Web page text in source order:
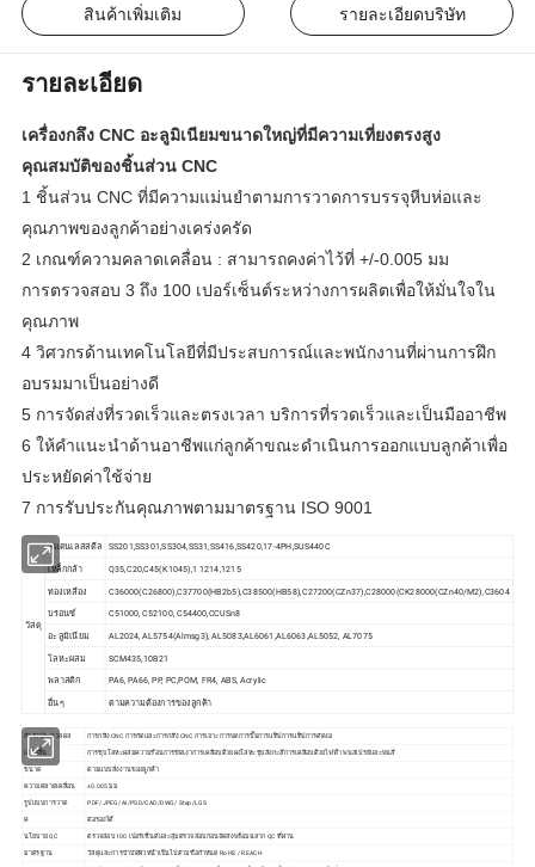
สินค้าเพิ่มเติม รายละเอียดบริษัท
รายละเอียด
เครื่องกลึง CNC อะลูมิเนียมขนาดใหญ่ที่มีความเที่ยงตรงสูง
คุณสมบัติของชิ้นส่วน CNC
1 ชิ้นส่วน CNC ที่มีความแม่นยำตามการวาดการบรรจุหีบห่อและ
คุณภาพของลูกค้าอย่างเคร่งครัด
2 เกณฑ์ความคลาดเคลื่อน : สามารถคงค่าไว้ที่ +/-0.005 มม
การตรวจสอบ 3 ถึง 100 เปอร์เซ็นต์ระหว่างการผลิตเพื่อให้มั่นใจใน
คุณภาพ
4 วิศวกรด้านเทคโนโลยีที่มีประสบการณ์และพนักงานที่ผ่านการฝึก
อบรมมาเป็นอย่างดี
5 การจัดส่งที่รวดเร็วและตรงเวลา บริการที่รวดเร็วและเป็นมืออาชีพ
6 ให้คำแนะนำด้านอาชีพแก่ลูกค้าขณะดำเนินการออกแบบลูกค้าเพื่อ
ประหยัดค่าใช้จ่าย
7 การรับประกันคุณภาพตามมาตรฐาน ISO 9001
วัสดุ
สแตนเลสสตีล
SS201,SS301,SS304,SS31,SS416,SS420,17-4PH,SUS440C
เหล็กกล้า
Q35,C20,C45(K1045),1 1214,1215
ทองเหลือง
C36000(C26800),C37700(HB2b5),C38500(HB58),C27200(CZn37),C28000(CK28000(CZn40/M2),C3604
บรอนซ์
C51000, C52100, C54400,CCUSn8
อะลูมิเนียม AL2024, AL5754(Almsg3), AL5083,AL6061,AL6063,AL5052, AL7075
โลหะผสม SCM435,10B21
พลาสติก PA6, PA66, PP, PC,POM, FR4, ABS, Acrylic
อื่นๆ ตามความต้องการของลูกค้า
กำลังประมวลผล
การกลึง CNC การกัดและการกลึง CNC การเจาะการบดการปั๊มการแท็ปการแท็ปการดัดงอ
เสร็จสิ้น
การชุบโลหะผสมความร้อนการขัดเงาการเคลือบด้วยผงโลหะชุบสังกะสีการเคลือบด้วยไฟฟ้า พ่นสเปรย์และพ่นสี
ขนาด
ตามแบบสั่งงานของลูกค้า
ความคลาดเคลื่อน
±0.005 มม
รูปแบบการวาด
PDF/JPEG/AI/PSD/CAD/DWG/ Step/LGS
ค
ต่อรองได้
นโยบาย QC
ตรวจสอบ 100 เปอร์เซ็นต์และสุ่มตรวจสอบก่อนจัดส่งพร้อมฉลาก QC ที่ผ่าน
มาตรฐาน
วัสดุและการบำบัดผิวหน้าเป็นไปตามข้อกำหนด RoHS / REACH